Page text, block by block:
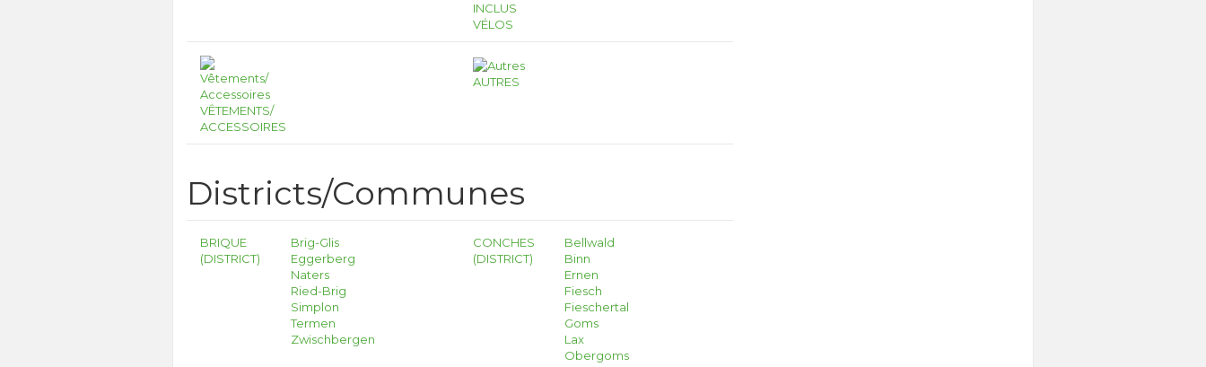
INCLUS
VÉLOS
VÊTEMENTS/
ACCESSOIRES
AUTRES
Districts/Communes
BRIQUE
(DISTRICT)
Brig-Glis
Eggerberg
Naters
Ried-Brig
Simplon
Termen
Zwischbergen
CONCHES
(DISTRICT)
Bellwald
Binn
Ernen
Fiesch
Fieschertal
Goms
Lax
Obergoms